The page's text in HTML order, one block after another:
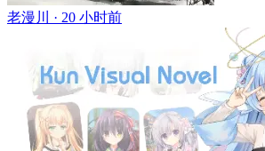
老漫川 · 20 小时前